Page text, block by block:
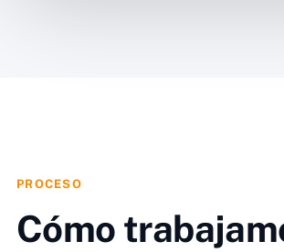
PROCESO
Cómo